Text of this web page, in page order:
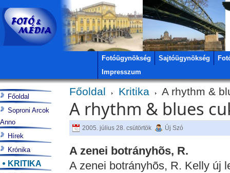
Fotóügynökség Sajtóügynökség
Impresszum
Főoldal Kritika A rhythm &
A rhythm & blues
2005. július 28. csütörtök Új Szó
A zenei botrányhõs, R.
A zenei botrányhõs, R. Kelly új
Főoldal
Soproni Arcok
Anno
Hírek
Krónika
KRITIKA